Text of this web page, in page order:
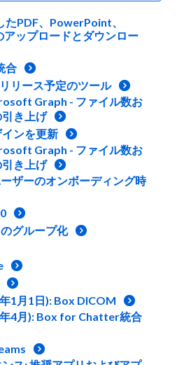
PDF、PowerPoint、
ップロードとダウンロー
合
リース予定のツール
Graph - ファイル数お
き上げ
ンを更新
Graph - ファイル数お
き上げ
ザーのオンボーディング時
グループ化
1月1日): Box DICOM
4月): Box for Chatter統合